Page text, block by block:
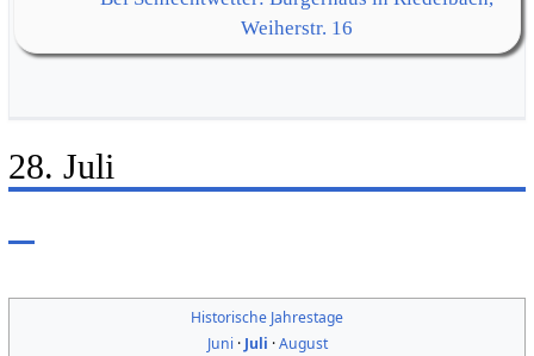
Weiherstr. 16
28. Juli
Historische Jahrestage
Juni · Juli ·August